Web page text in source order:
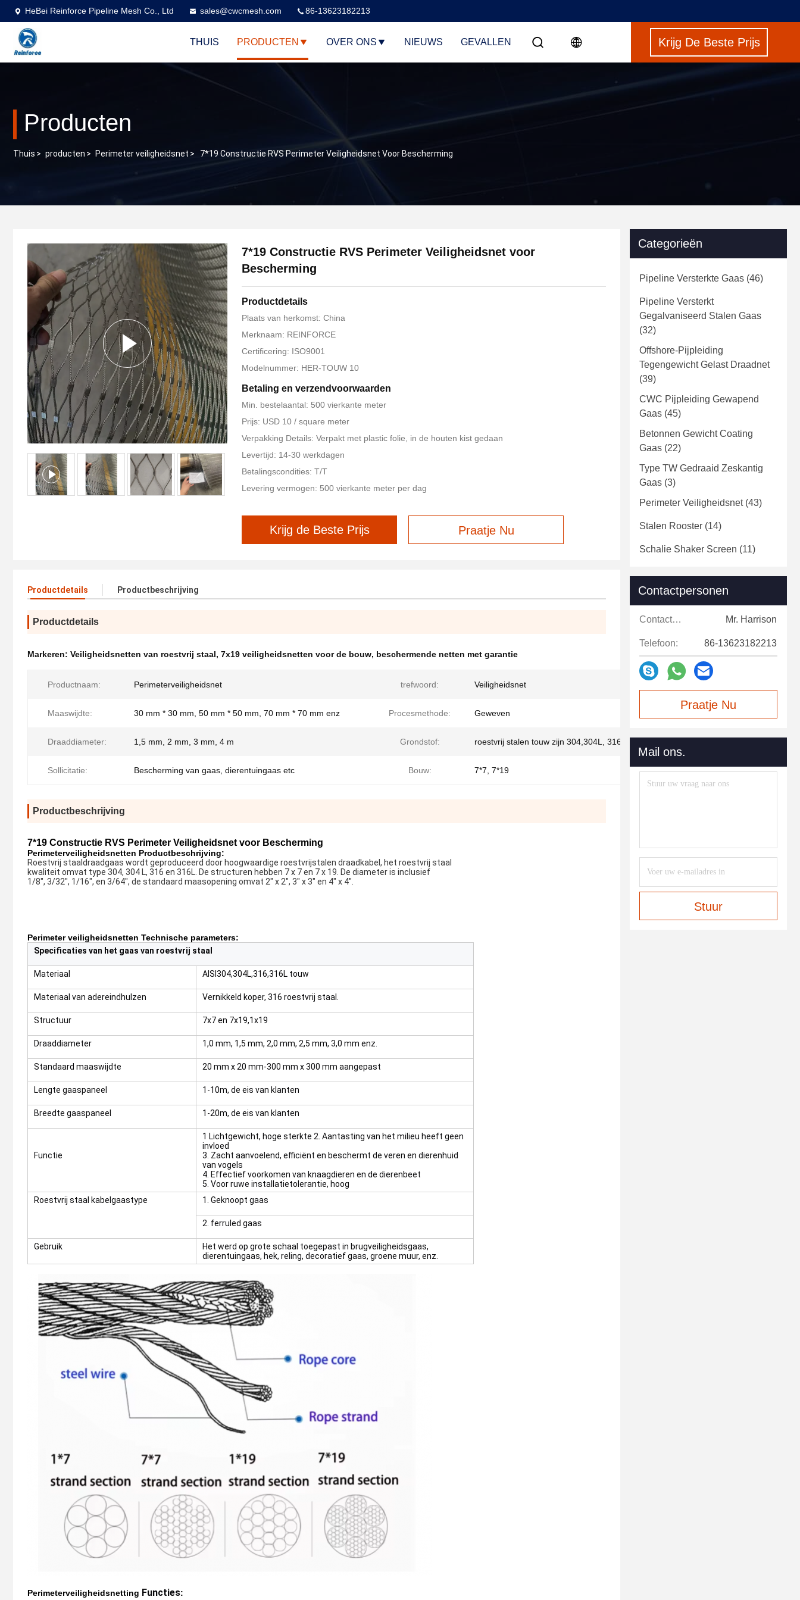
HeBei Reinforce Pipeline Mesh Co., Ltd sales@cwcmesh.com 86-13623182213
THUIS PRODUCTEN OVER ONS NIEUWS GEVALLEN Krijg De Beste Prijs
Producten
Thuis > producten > Perimeter veiligheidsnet > 7*19 Constructie RVS Perimeter Veiligheidsnet Voor Bescherming
7*19 Constructie RVS Perimeter Veiligheidsnet voor
Bescherming
Productdetails
Plaats van herkomst: China
Merknaam: REINFORCE
Certificering: ISO9001
Modelnummer: HER-TOUW 10
Betaling en verzendvoorwaarden
Min. bestelaantal: 500 vierkante meter
Prijs: USD 10 / square meter
Verpakking Details: Verpakt met plastic folie, in de houten kist gedaan
Levertijd: 14-30 werkdagen
Betalingscondities: T/T
Levering vermogen: 500 vierkante meter per dag
Krijg de Beste Prijs Praatje Nu
Productdetails Productbeschrijving
Productdetails
Markeren: Veiligheidsnetten van roestvrij staal, 7x19 veiligheidsnetten voor de bouw, beschermende netten met garantie
Productnaam: Perimeterveiligheidsnet trefwoord: Veiligheidsnet
Maaswijdte: 30 mm * 30 mm, 50 mm * 50 mm, 70 mm * 70 mm enz Procesmethode: Geweven
Draaddiameter: 1,5 mm, 2 mm, 3 mm, 4 m Grondstof: roestvrij stalen touw zijn 304,304L, 316,316L enzovoort.
Sollicitatie: Bescherming van gaas, dierentuingaas etc Bouw: 7*7, 7*19
Productbeschrijving
7*19 Constructie RVS Perimeter Veiligheidsnet voor Bescherming
Perimeterveiligheidsnetten Productbeschrijving:
Roestvrij staaldraadgaas wordt geproduceerd door hoogwaardige roestvrijstalen draadkabel, het roestvrij staal
kwaliteit omvat type 304, 304 L, 316 en 316L. De structuren hebben 7 x 7 en 7 x 19. De diameter is inclusief
1/8", 3/32", 1/16", en 3/64", de standaard maasopening omvat 2" x 2", 3" x 3" en 4" x 4".
Perimeter veiligheidsnetten Technische parameters:
Specificaties van het gaas van roestvrij staal
Materiaal AISI304,304L,316,316L touw
Materiaal van adereindhulzen Vernikkeld koper, 316 roestvrij staal.
Structuur 7x7 en 7x19,1x19
Draaddiameter 1,0 mm, 1,5 mm, 2,0 mm, 2,5 mm, 3,0 mm enz.
Standaard maaswijdte 20 mm x 20 mm-300 mm x 300 mm aangepast
Lengte gaaspaneel 1-10m, de eis van klanten
Breedte gaaspaneel 1-20m, de eis van klanten
Functie
1 Lichtgewicht, hoge sterkte 2. Aantasting van het milieu heeft geen
invloed
3. Zacht aanvoelend, efficiënt en beschermt de veren en dierenhuid
van vogels
4. Effectief voorkomen van knaagdieren en de dierenbeet
5. Voor ruwe installatietolerantie, hoog
Roestvrij staal kabelgaastype
1. Geknoopt gaas
2. ferruled gaas
Gebruik
Het werd op grote schaal toegepast in brugveiligheidsgaas,
dierentuingaas, hek, reling, decoratief gaas, groene muur, enz.
Perimeterveiligheidsnetting Functies:
Categorieën
Pipeline Versterkte Gaas (46)
Pipeline Versterkt
Gegalvaniseerd Stalen Gaas
(32)
Offshore-Pijpleiding
Tegengewicht Gelast Draadnet
(39)
CWC Pijpleiding Gewapend
Gaas (45)
Betonnen Gewicht Coating
Gaas (22)
Type TW Gedraaid Zeskantig
Gaas (3)
Perimeter Veiligheidsnet(43)
Stalen Rooster (14)
Schalie Shaker Screen (11)
Contactpersonen
Contactpersonen: Mr. Harrison
Telefoon: 86-13623182213
Praatje Nu
Mail ons.
Stuur